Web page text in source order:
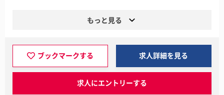
もっと見る
ブックマークする 求人詳細を見る
求人にエントリーする